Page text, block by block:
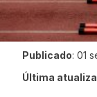
Publicado: 01
Última